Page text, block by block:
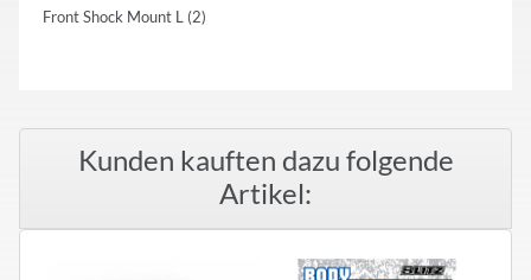
Front Shock Mount L (2)
Kunden kauften dazu folgende
Artikel: